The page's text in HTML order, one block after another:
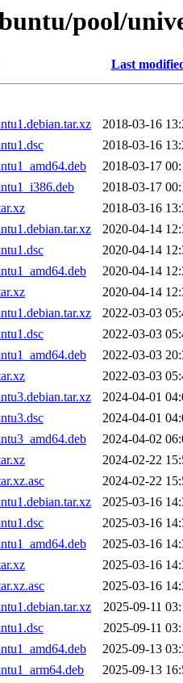
pool/
Last
2018-03-16
2018-03-16
2018-03-17
2018-03-17
2018-03-16
2020-04-14
2020-04-14
2020-04-14
2020-04-14
2022-03-03
2022-03-03
2022-03-03
2022-03-03
2024-04-01
2024-04-01
2024-04-02
2024-02-22
2024-02-22
2025-03-16
2025-03-16
2025-03-16
2025-03-16
2025-03-16
2025-09-11
2025-09-11
2025-09-13
2025-09-13